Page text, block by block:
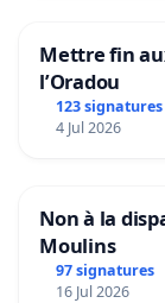
Mettre fin
l’Oradou
123 signatures
4 Jul 2026
Non à la
Moulins
97 signatures
16 Jul 2026